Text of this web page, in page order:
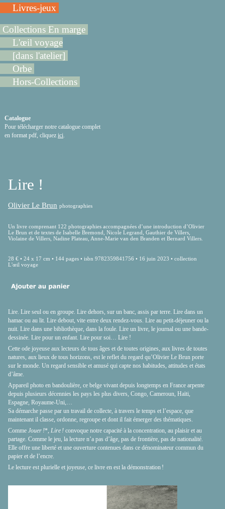
Livres-jeux
Collections En marge
L'œil voyage
[dans l'atelier]
Orbe
Hors-Collections
Catalogue
Pour télécharger notre catalogue complet
en format pdf, cliquez ici
Lire !
Olivier Le Brun photographies
Un livre comprenant 122 photographies accompagnées d’une introduction d’Olivier
Le Brun et de textes de Isabelle Bremond, Nicole Legrand, Gauthier de Villers,
Violaine de Villers, Nadine Plateau, Anne-Marie van den Branden et Bernard Villers.
28 € • 24 x 17 cm • 144 pages • isbn 9782359841756 • 16 juin 2023 • collection
L'œil voyage
Lire. Lire seul ou en groupe. Lire dehors, sur un banc, assis par terre. Lire dans un
hamac ou au lit. Lire debout, vite entre deux rendez-vous. Lire au petit-déjeuner ou la
nuit. Lire dans une bibliothèque, dans la foule. Lire un livre, le journal ou une bande-
dessinée. Lire pour un enfant. Lire pour soi… Lire !
Cette ode joyeuse aux lecteurs de tous âges et de toutes origines, aux livres de toutes
natures, aux lieux de tous horizons, est le reflet du regard qu’Olivier Le Brun porte
sur le monde. Un regard sensible et amusé qui capte nos habitudes, attitudes et états
d’âme.
Appareil photo en bandoulière, ce belge vivant depuis longtemps en France arpente
depuis plusieurs décennies les pays les plus divers, Congo, Cameroun, Haïti,
Espagne, Royaume-Uni,…
Sa démarche passe par un travail de collecte, à travers le temps et l’espace, que
maintenant il classe, ordonne, regroupe et dont il fait émerger des thématiques.
Comme Jouer !*, Lire ! convoque notre capacité à la concentration, au plaisir et au
partage. Comme le jeu, la lecture n’a pas d’âge, pas de frontière, pas de nationalité.
Elle offre une liberté et une ouverture contenues dans ce dénominateur commun du
papier et de l’encre.
Le lecture est plurielle et joyeuse, ce livre en est la démonstration !